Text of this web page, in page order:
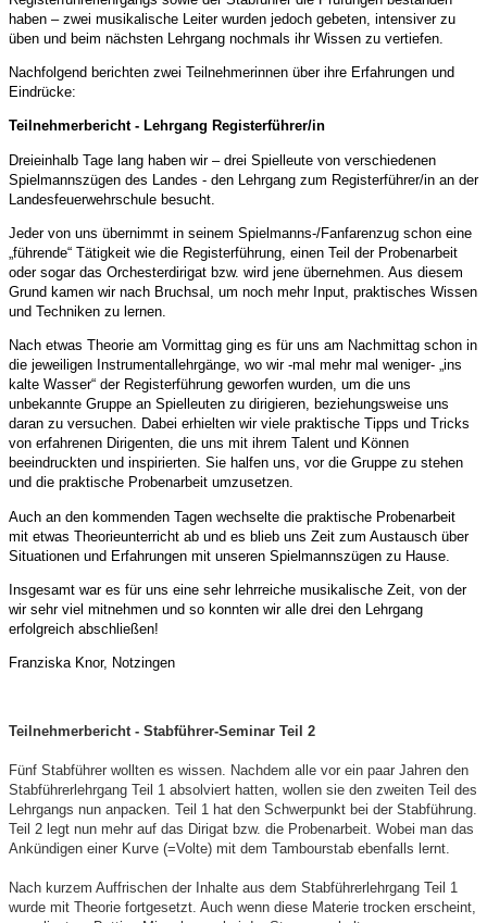
haben – zwei musikalische Leiter wurden jedoch gebeten, intensiver zu
üben und beim nächsten Lehrgang nochmals ihr Wissen zu vertiefen.
Nachfolgend berichten zwei Teilnehmerinnen über ihre Erfahrungen und
Eindrücke:
Teilnehmerbericht - Lehrgang Registerführer/in
Dreieinhalb Tage lang haben wir – drei Spielleute von verschiedenen
Spielmannszügen des Landes - den Lehrgang zum Registerführer/in an der
Landesfeuerwehrschule besucht.
Jeder von uns übernimmt in seinem Spielmanns-/Fanfarenzug schon eine
„führende“ Tätigkeit wie die Registerführung, einen Teil der Probenarbeit
oder sogar das Orchesterdirigat bzw. wird jene übernehmen. Aus diesem
Grund kamen wir nach Bruchsal, um noch mehr Input, praktisches Wissen
und Techniken zu lernen.
Nach etwas Theorie am Vormittag ging es für uns am Nachmittag schon in
die jeweiligen Instrumentallehrgänge, wo wir -mal mehr mal weniger- „ins
kalte Wasser“ der Registerführung geworfen wurden, um die uns
unbekannte Gruppe an Spielleuten zu dirigieren, beziehungsweise uns
daran zu versuchen. Dabei erhielten wir viele praktische Tipps und Tricks
von erfahrenen Dirigenten, die uns mit ihrem Talent und Können
beeindruckten und inspirierten. Sie halfen uns, vor die Gruppe zu stehen
und die praktische Probenarbeit umzusetzen.
Auch an den kommenden Tagen wechselte die praktische Probenarbeit
mit etwas Theorieunterricht ab und es blieb uns Zeit zum Austausch über
Situationen und Erfahrungen mit unseren Spielmannszügen zu Hause.
Insgesamt war es für uns eine sehr lehrreiche musikalische Zeit, von der
wir sehr viel mitnehmen und so konnten wir alle drei den Lehrgang
erfolgreich abschließen!
Franziska Knor, Notzingen
Teilnehmerbericht - Stabführer-Seminar Teil 2
Fünf Stabführer wollten es wissen. Nachdem alle vor ein paar Jahren den
Stabführerlehrgang Teil 1 absolviert hatten, wollen sie den zweiten Teil des
Lehrgangs nun anpacken. Teil 1 hat den Schwerpunkt bei der Stabführung.
Teil 2 legt nun mehr auf das Dirigat bzw. die Probenarbeit. Wobei man das
Ankündigen einer Kurve (=Volte) mit dem Tambourstab ebenfalls lernt.
Nach kurzem Auffrischen der Inhalte aus dem Stabführerlehrgang Teil 1
wurde mit Theorie fortgesetzt. Auch wenn diese Materie trocken erscheint,